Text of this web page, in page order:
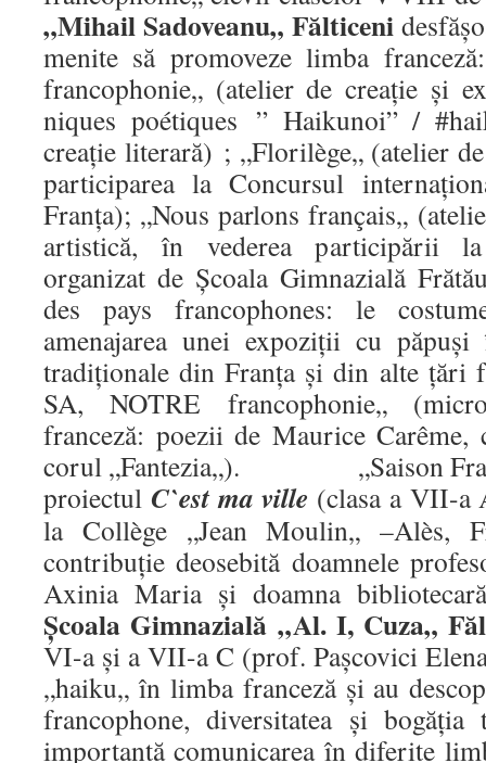
„Mihail Sadoveanu„ Fălticeni
menite să promoveze limba
francophonie„ (atelier de creație și
niques poétiques ” Haikunoi” /
creație literară) ; „Florilège„ (atelier
participarea la Concursul
Franța); „Nous parlons français„
artistică, în vederea participării
organizat de Școala Gimnazială
des pays francophones: le
amenajarea unei expoziții cu
tradiționale din Franța și din alte țări
SA, NOTRE francophonie„
franceză: poezii de Maurice Carême,
corul „Fantezia„). „Saison
proiectul C`est ma ville (clasa a VII-a
la Collège „Jean Moulin„ –Alès,
contribuție deosebită doamnele
Axinia Maria și doamna
Școala Gimnazială „Al. I, Cuza„
VI-a și a VII-a C (prof. Pașcovici
„haiku„ în limba franceză și au
francophone, diversitatea și
importantă comunicarea în diferite